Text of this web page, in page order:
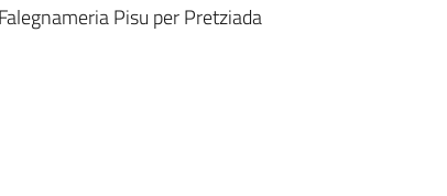
Pisu per Pretziada